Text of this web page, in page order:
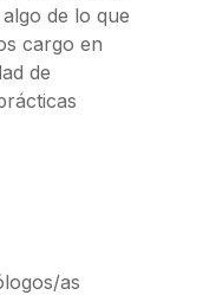
de lo que
cargo en
de
as